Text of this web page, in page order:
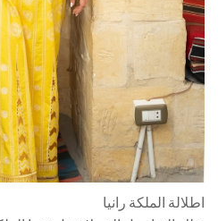
اطلالة الملكة رانيا